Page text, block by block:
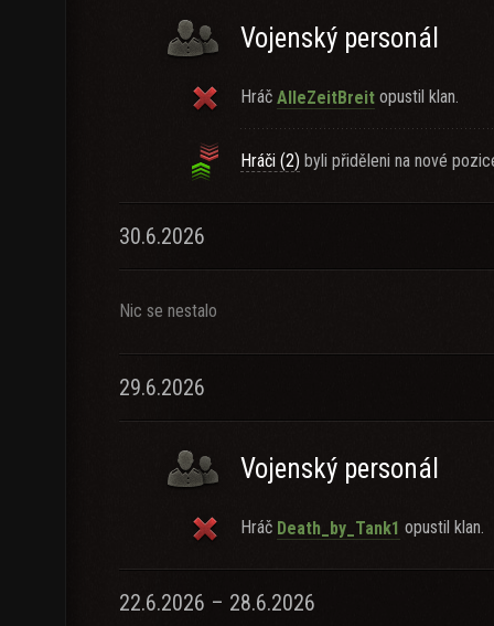
Vojenský personál
Hráč AlleZeitBreit opustil klan.
Hráči (2) byli přiděleni na nové
30.6.2026
Nic se nestalo
29.6.2026
Vojenský personál
Hráč Death_by_Tank1 opustil klan.
22.6.2026 – 28.6.2026